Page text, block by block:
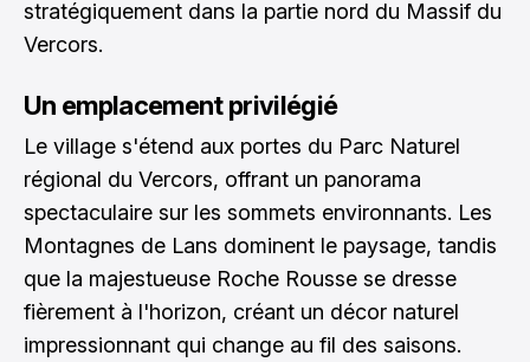
stratégiquement dans la partie nord du Massif du
Vercors.
Un emplacement privilégié
Le village s'étend aux portes du Parc Naturel
régional du Vercors, offrant un panorama
spectaculaire sur les sommets environnants. Les
Montagnes de Lans dominent le paysage, tandis
que la majestueuse Roche Rousse se dresse
fièrement à l'horizon, créant un décor naturel
impressionnant qui change au fil des saisons.